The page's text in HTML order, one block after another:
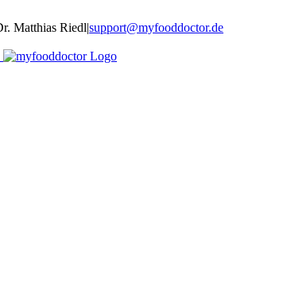
Matthias Riedl|support@myfooddoctor.de